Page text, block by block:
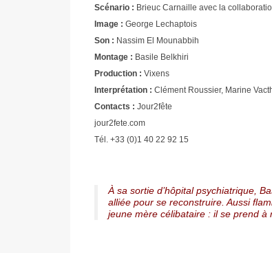
Scénario : Brieuc Carnaille avec la
Image : George Lechaptois
Son : Nassim El Mounabbih
Montage : Basile Belkhiri
Production : Vixens
Interprétation : Clément Roussier, Marine
Contacts : Jour2fête
jour2fete.com
Tél. +33 (0)1 40 22 92 15
À sa sortie d’hôpital psychiatrique,
alliée pour se reconstruire. Aussi
jeune mère célibataire : il se prend à